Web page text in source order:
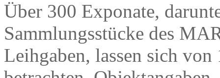
Über 300 Exponate,
Sammlungsstücke des
Leihgaben, lassen sich